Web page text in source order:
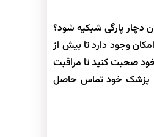
دچار پارگی شبکیه شود؟
وجود دارد تا بیش از
صحبت کنید تا مراقبت
با پزشک خود تماس حاصل